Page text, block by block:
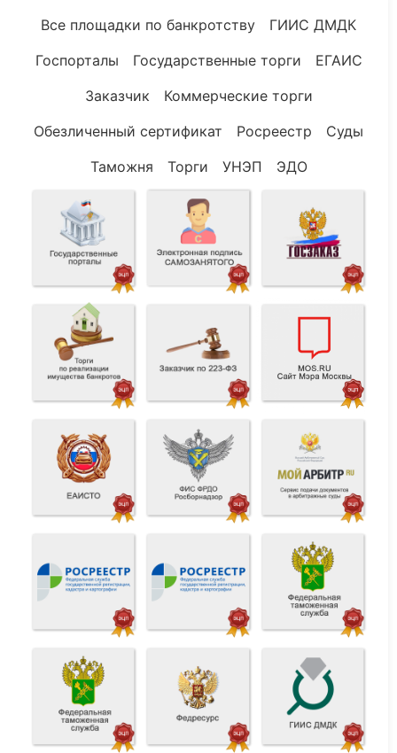
Все площадки по банкротству
ГИИС ДМДК
Госпорталы
Государственные торги
ЕГАИС
Заказчик
Коммерческие торги
Обезличенный сертификат
Росреестр
Суды
Таможня
Торги УНЭП ЭДО